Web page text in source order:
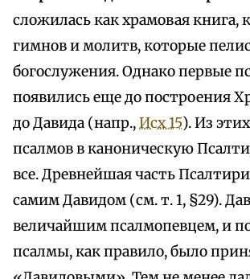
сложилась как храмовая книга,
гимнов и молитв, которые
богослужения. Однако первые
появились еще до построения
до Давида (напр.,Исх 15). Из
псалмов в каноническую
все. Древнейшая часть
самим Давидом (см. т. 1, §29).
величайшим псалмопевцем, и
псалмы, как правило, было